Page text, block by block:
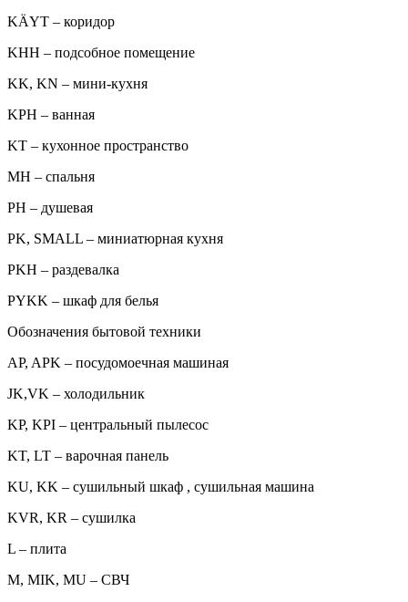
KÄYT – коридор
KHH – подсобное помещение
KK, KN – мини-кухня
KPH – ванная
KT – кухонное пространство
MH – спальня
PH – душевая
PK, SMALL – миниатюрная кухня
PKH – раздевалка
PYKK – шкаф для белья
Обозначения бытовой техники
AP, APK – посудомоечная машиная
JK,VK – холодильник
KP, KPI – центральный пылесос
KT, LT – варочная панель
KU, KK – сушильный шкаф , сушильная машина
KVR, KR – сушилка
L – плита
M, MIK, MU – СВЧ